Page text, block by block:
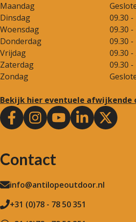
Maandag
Dinsdag
09.30
Woensdag
09.30
Donderdag
09.30
Vrijdag
09.30
Zaterdag
09.30
Zondag
Bekijk hier eventuele afwijkende
Contact
info@antilopeoutdoor.nl
+31 (0)78 - 78 50 351